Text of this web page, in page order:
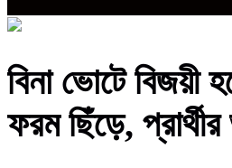
বিনা ভোটে বিজয়ী
ফরম ছিঁড়ে,